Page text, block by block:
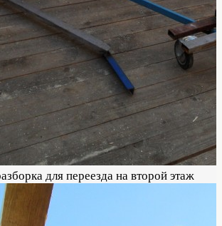
для переезда на второй этаж